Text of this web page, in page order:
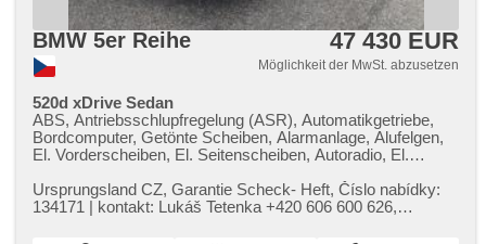
BMW 5er Reihe 47 430 EUR
Möglichkeit der MwSt. abzusetzen
520d xDrive Sedan
ABS, Antriebsschlupfregelung (ASR), Automatikgetriebe,
Bordcomputer, Getönte Scheiben, Alarmanlage, Alufelgen,
El. Vorderscheiben, El. Seitenscheiben, Autoradio, El.
Zentralverriegelung, Antrieb 4x4, Elektronisches
Stabilitätsprogramm (ESP), USB, El. Klappspiegel, El.
Ursprungsland CZ,​ Garantie Scheck​- Heft,​ Číslo nabídky:
134171 | kontakt: Lukáš Tetenka ​+420 606 600 626,​